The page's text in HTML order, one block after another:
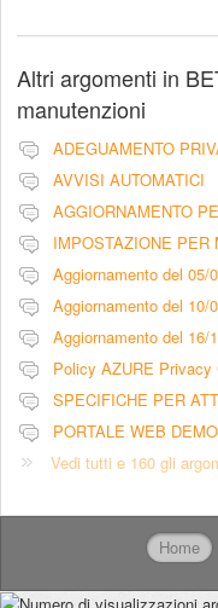
Altri argomenti in
manutenzioni
ADEGUAMENTO
AVVISI AUTOMATICI
IMPOSTAZIONE PER
Policy AZURE Privacy
SPECIFICHE PER
PORTALE WEB DEMO
Vedi tutti e 160 gli
Home